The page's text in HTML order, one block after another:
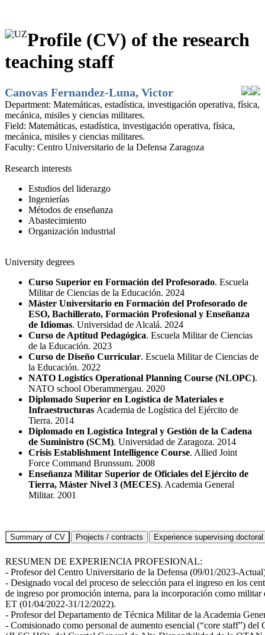
Profile (CV) of the research
teaching staff
Canovas Fernandez-Luna, Victor
Department: Matemáticas, estadística, investigación operativa, física,
mecánica, misiles y ciencias militares.
Field: Matemáticas, estadística, investigación operativa, física,
mecánica, misiles y ciencias militares.
Faculty: Centro Universitario de la Defensa Zaragoza
Research interests
Estudios del liderazgo
Ingenierías
Métodos de enseñanza
Abastecimiento
Organización industrial
University degrees
Curso Superior en Formación del Profesorado. Escuela
Militar de Ciencias de la Educación. 2024
Máster Universitario en Formación del Profesorado de
ESO, Bachillerato, Formación Profesional y Enseñanza
de Idiomas. Universidad de Alcalá. 2024
Curso de Aptitud Pedagógica. Escuela Militar de Ciencias
de la Educación. 2023
Curso de Diseño Curricular. Escuela Militar de Ciencias de
la Educación. 2022
NATO Logistics Operational Planning Course (NLOPC).
NATO school Oberammergau. 2020
Diplomado Superior en Logística de Materiales e
Infraestructuras Academia de Logística del Ejército de
Tierra. 2014
Diplomado en Logística Integral y Gestión de la Cadena
de Suministro (SCM). Universidad de Zaragoza. 2014
Crisis Establishment Intelligence Course. Allied Joint
Force Command Brunssum. 2008
Enseñanza Militar Superior de Oficiales del Ejército de
Tierra, Máster Nivel 3 (MECES). Academia General
Militar. 2001
RESUMEN DE EXPERIENCIA PROFESIONAL:
- Profesor del Centro Universitario de la Defensa (09/01/2023-
- Designado vocal del proceso de selección para el ingreso en los
de ingreso por promoción interna, para la incorporación como
ET (01/04/2022-31/12/2022).
- Profesor del Departamento de Técnica Militar de la Academia
- Comisionado como personal de aumento esencial (“core staff”)